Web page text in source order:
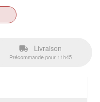
Livraison
Précommande pour 11h45